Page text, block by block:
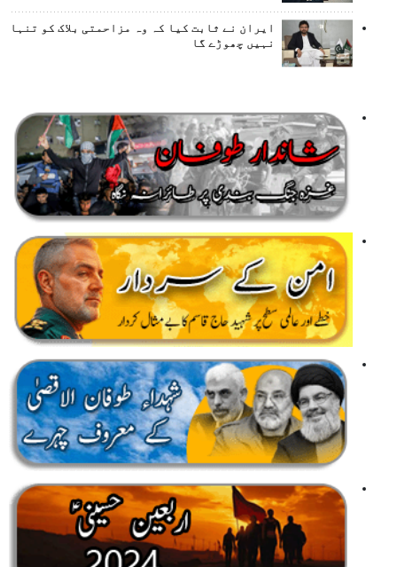
ایران نے ثابت کیا کہ وہ مزاحمتی بلاک کو تنہا
نہیں چھوڑے گا